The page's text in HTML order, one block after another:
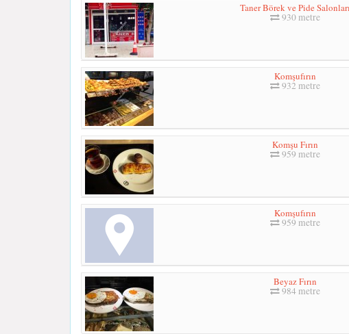
Taner Börek ve Pide Salonları
930 metre
Komşufırın
932 metre
Komşu Fırın
959 metre
Komşufırın
959 metre
Beyaz Fırın
984 metre